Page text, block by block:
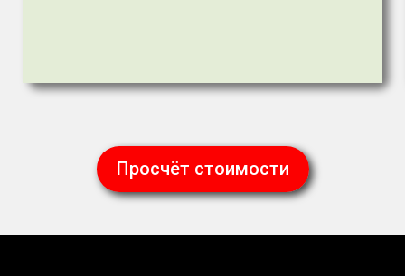
Просчёт стоимости